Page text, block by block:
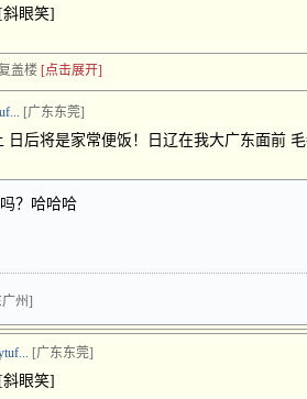
眼笑]
盖楼 [点击展开]
[广东东莞]
日后将是家常便饭！日辽在我大广东面前
？哈哈哈
州]
[广东东莞]
眼笑]